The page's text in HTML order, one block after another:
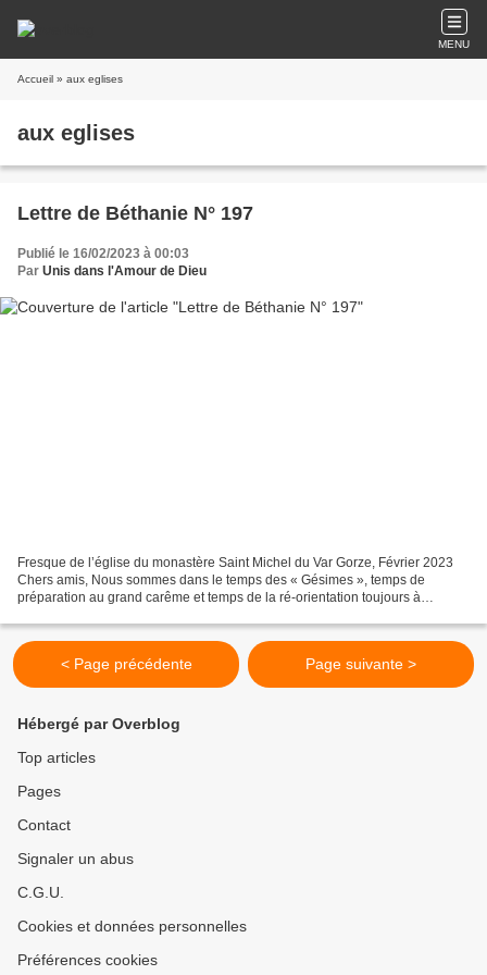
MENU
Accueil » aux eglises
aux eglises
Lettre de Béthanie N° 197
Publié le 16/02/2023 à 00:03
Par Unis dans l'Amour de Dieu
Fresque de l’église du monastère Saint Michel du Var Gorze, Février 2023
Chers amis, Nous sommes dans le temps des « Gésimes », temps de
préparation au grand carême et temps de la ré-orientation toujours à
< Page précédente Page suivante >
Hébergé par Overblog
Top articles
Pages
Contact
Signaler un abus
C.G.U.
Cookies et données personnelles
Préférences cookies